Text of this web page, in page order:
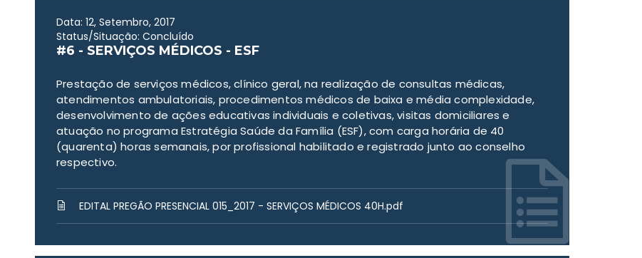
Data: 12, Setembro, 2017
Status/Situação: Concluído
#6 - SERVIÇOS MÉDICOS - ESF
Prestação de serviços médicos, clínico geral, na realização de consultas médicas,
atendimentos ambulatoriais, procedimentos médicos de baixa e média complexidade,
desenvolvimento de ações educativas individuais e coletivas, visitas domiciliares e
atuação no programa Estratégia Saúde da Família (ESF), com carga horária de 40
(quarenta) horas semanais, por profissional habilitado e registrado junto ao conselho
respectivo.
EDITAL PREGÃO PRESENCIAL 015_2017 - SERVIÇOS MÉDICOS 40H.pdf